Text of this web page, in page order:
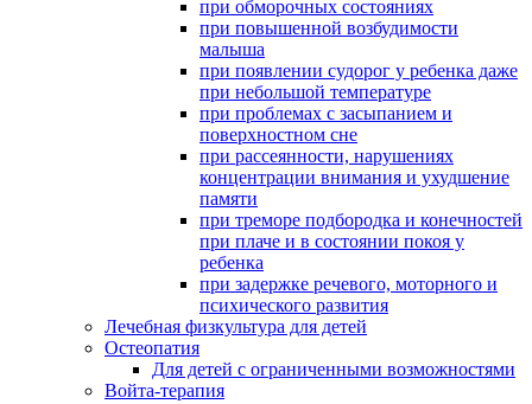
при обморочных состояниях
при повышенной возбудимости
малыша
при появлении судорог у ребенка даже
при небольшой температуре
при проблемах с засыпанием и
поверхностном сне
при рассеянности, нарушениях
концентрации внимания и ухудшение
памяти
при треморе подбородка и конечностей
при плаче и в состоянии покоя у
ребенка
при задержке речевого, моторного и
психического развития
Лечебная физкультура для детей
Остеопатия
Для детей с ограниченными возможностями
Войта-терапия